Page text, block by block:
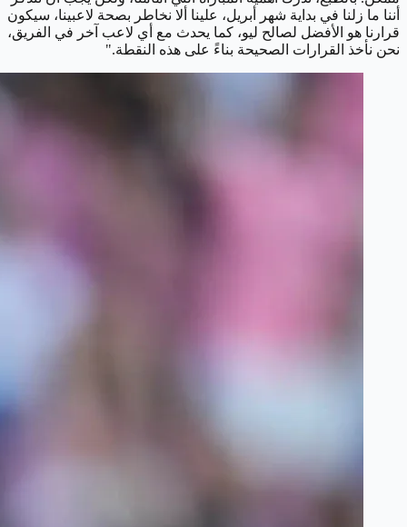
أننا ما زلنا في بداية شهر أبريل، علينا ألا نخاطر بصحة لاعبينا، سيكون
قرارنا هو الأفضل لصالح ليو، كما يحدث مع أي لاعب آخر في الفريق،
نحن نأخذ القرارات الصحيحة بناءً على هذه النقطة."